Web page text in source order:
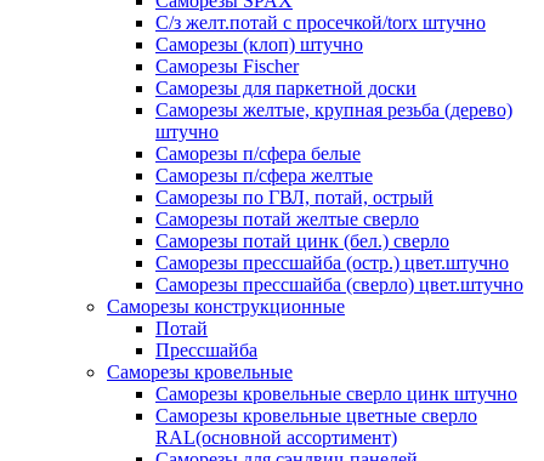
С/з желт.потай с просечкой/torx штучно
Саморезы (клоп) штучно
Саморезы Fischer
Саморезы для паркетной доски
Саморезы желтые, крупная резьба (дерево)
штучно
Саморезы п/сфера белые
Саморезы п/сфера желтые
Саморезы по ГВЛ, потай, острый
Саморезы потай желтые сверло
Саморезы потай цинк (бел.) сверло
Саморезы прессшайба (остр.) цвет.штучно
Саморезы прессшайба (сверло) цвет.штучно
Саморезы конструкционные
Потай
Прессшайба
Саморезы кровельные
Саморезы кровельные сверло цинк штучно
Саморезы кровельные цветные сверло
RAL(основной ассортимент)